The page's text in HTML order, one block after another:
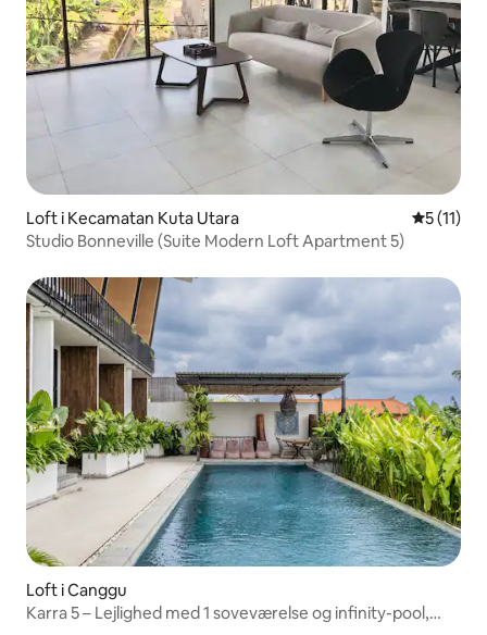
Loft i Kecamatan Kuta Utara 5 ud af 5
5 (11)
Studio Bonneville (Suite Modern Loft Apartment 5)
Loft i Canggu
Karra 5 – Lejlighed med 1 soveværelse og infinity-pool,